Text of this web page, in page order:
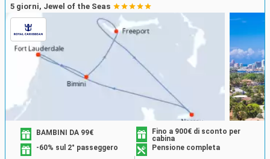
5 giorni, Jewel of the Seas
BAMBINI DA 99€
Fino a 900€ di sconto per
cabina
-60% sul 2° passeggero
Pensione completa